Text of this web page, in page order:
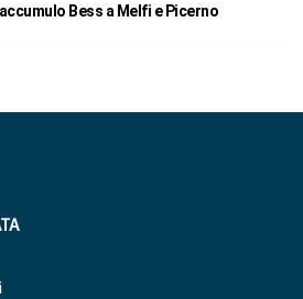
Bess a Melfi e Picerno